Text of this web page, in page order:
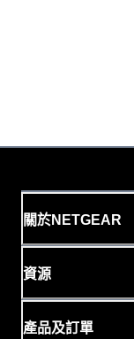
關於NETGEAR
資源
產品及訂單